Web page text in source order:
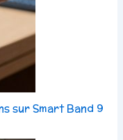
sur Smart Band 9